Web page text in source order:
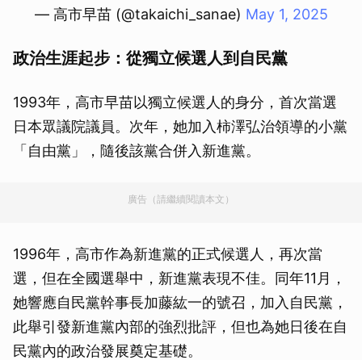
— 高市早苗 (@takaichi_sanae) May 1, 2025
政治生涯起步：從獨立候選人到自民黨
1993年，高市早苗以獨立候選人的身分，首次當選
日本眾議院議員。次年，她加入柿澤弘治領導的小黨
「自由黨」，隨後該黨合併入新進黨。
廣告（請繼續閱讀本文）
1996年，高市作為新進黨的正式候選人，再次當
選，但在全國選舉中，新進黨表現不佳。同年11月，
她響應自民黨幹事長加藤紘一的號召，加入自民黨，
此舉引發新進黨內部的強烈批評，但也為她日後在自
民黨內的政治發展奠定基礎。